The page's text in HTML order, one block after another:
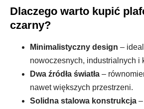
Dlaczego warto kupić
czarny?
Minimalistyczny design –
nowoczesnych, industrialnych i
Dwa źródła światła –
nawet większych przestrzeni.
Solidna stalowa konstrukcja